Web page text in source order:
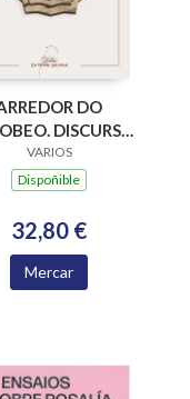
DO
DISCURSO
ACADEMICAS E
ACADEMICOS
ACADEMIA
2016-2024
VARIOS
Dispoñible
32,80 €
Mercar